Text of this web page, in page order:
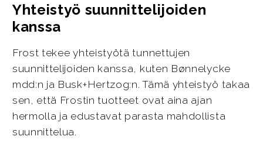
Yhteistyö suunnittelijoiden
kanssa
Frost tekee yhteistyötä tunnettujen
suunnittelijoiden kanssa, kuten Bønnelycke
mdd:n ja Busk+Hertzog:n. Tämä yhteistyö takaa
sen, että Frostin tuotteet ovat aina ajan
hermolla ja edustavat parasta mahdollista
suunnittelua.